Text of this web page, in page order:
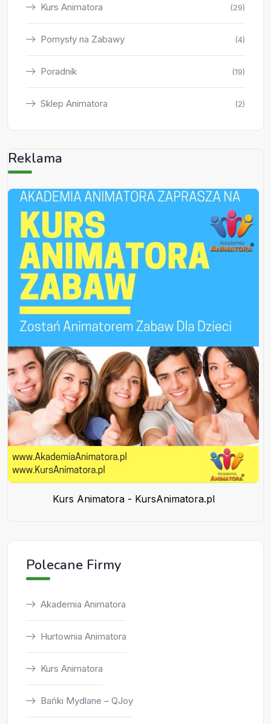
Kurs Animatora (29)
Pomysły na Zabawy (4)
Poradnik (19)
Sklep Animatora (2)
Reklama
Kurs Animatora - KursAnimatora.pl
Polecane Firmy
Akademia Animatora
Hurtownia Animatora
Kurs Animatora
Bańki Mydlane – QJoy